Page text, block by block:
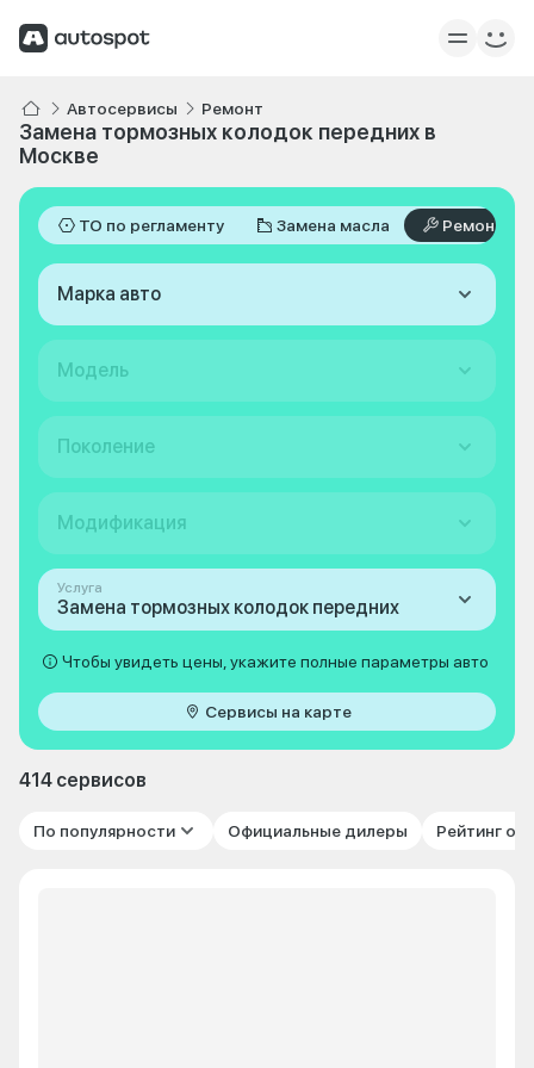
Автосервисы Ремонт
Замена тормозных колодок передних в
Москве
ТО по регламенту Замена масла Ремонт
Марка авто
Модель
Поколение
Модификация
Услуга
Замена тормозных колодок передних
Чтобы увидеть цены, укажите полные параметры авто
Сервисы на карте
414 сервисов
По популярности Официальные дилеры Рейтинг